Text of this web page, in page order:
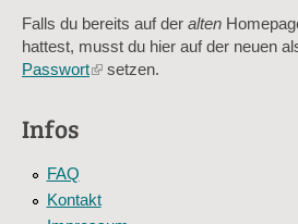
Falls du bereits auf der alten
hattest, musst du hier auf der neuen
Passwort(linksetzen.
Infos
FAQ
Kontakt